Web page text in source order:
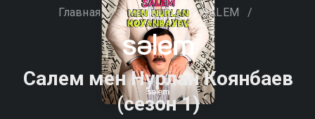
Главная / Кинотеатры / SALEM /
Салем мен Нурлан Коянбаев
(сезон 1)